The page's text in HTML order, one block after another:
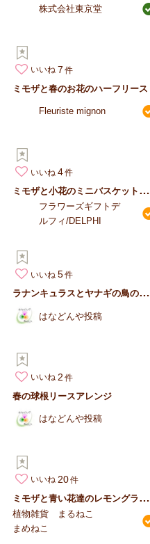
株式会社東京堂
いいね 7
ミモザと春のお花のハーフリース
Fleuriste mignon
いいね 4
ミ
モザと小花のミニバスケットアレンジメント
フラワーズギフトデ
ルフィ/DELPHI
いいね 5
ラ
ナンキュラスとヤナギの鳥の巣風アレンジ
はなどんや投稿
いいね 2
春の球根リースアレンジ
はなどんや投稿
いいね 20
ミ
モザと青い花達のレモングラスハーフリース
植物雑貨 まるねこ
まめねこ